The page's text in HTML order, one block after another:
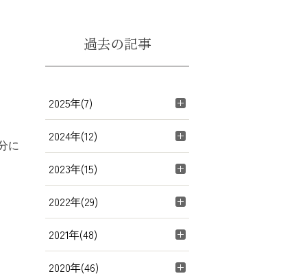
に
過去の記事
2025年(7)
2024年(12)
2023年(15)
2022年(29)
2021年(48)
2020年(46)